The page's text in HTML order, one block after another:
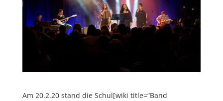
Am 20.2.20 stand die Schul[wiki title=“Band